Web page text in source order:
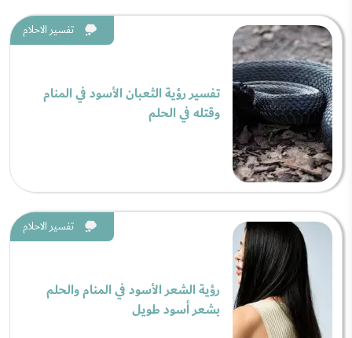
تفسير الاحلام
تفسير رؤية الثعبان الأسود في المنام
وقتله في الحلم
تفسير الاحلام
رؤية الشعر الأسود في المنام والحلم
بشعر أسود طويل